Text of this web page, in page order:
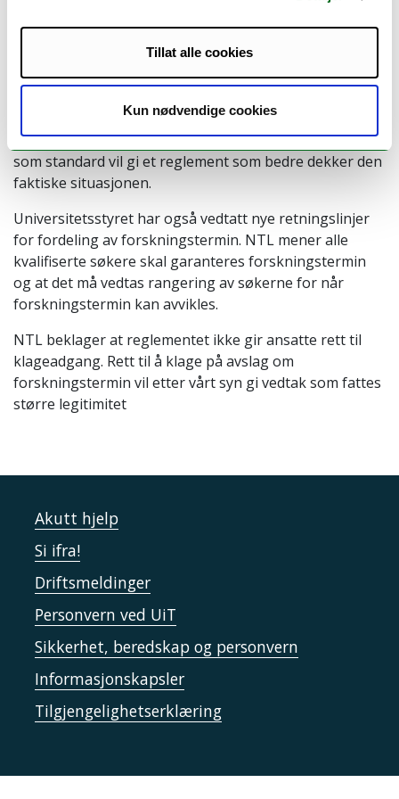
Tillat alle cookies
Kun nødvendige cookies
lokale bestemmelser. NTL ber om at dette gjøres.
administrative gjøremål, er for lav i forhold til den tida
de ansatte gjennomgående faktisk bruker. Å sette 10 %
som standard vil gi et reglement som bedre dekker den
faktiske situasjonen.
Universitetsstyret har også vedtatt nye retningslinjer
for fordeling av forskningstermin. NTL mener alle
kvalifiserte søkere skal garanteres forskningstermin
og at det må vedtas rangering av søkerne for når
forskningstermin kan avvikles.
NTL beklager at reglementet ikke gir ansatte rett til
klageadgang. Rett til å klage på avslag om
forskningstermin vil etter vårt syn gi vedtak som fattes
større legitimitet
Akutt hjelp
Si ifra!
Driftsmeldinger
Personvern ved UiT
Sikkerhet, beredskap og personvern
Informasjonskapsler
Tilgjengelighetserklæring